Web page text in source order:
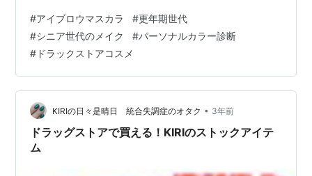
カラN 第３位 セザンヌ極細アイブロウマスカラ 番
外・・・インテグレートニュアンスアイブローマスカラ
アイブロウマスカラの使い方 右利きは、左眉頭につける
時に注意 アイブローマスカラの色は何が良いの？ パーソ
ナルカラー診断をオススメする理由 更年期を過ぎると、
なぜかまゆ毛の輪郭上にイボ…
#アイブロウマスカラ #更年期世代
#シニア世代のメイク #パーソナルカラー診断
# ドラックストアコスメ
KIRIの日々是晴日 統合失調症のオタク • 3年前
ドラッグストアで買える！KIRIのストックアイテ
ム